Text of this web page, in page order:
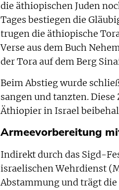
die äthiopischen Juden
Tages bestiegen die
trugen die äthiopische
Verse aus dem Buch
der Tora auf dem Berg
Beim Abstieg wurde
sangen und tanzten.
Äthiopier in Israel
Armeevorbereitung
Indirekt durch das Sigd-
israelischen Wehrdienst
Abstammung und trägt